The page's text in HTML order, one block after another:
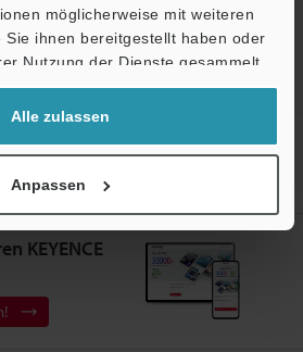
möglicherweise mit weiteren
Sie ihnen bereitgestellt haben oder
Nutzung der Dienste gesammelt
Alle zulassen
Anpassen
Beschriftungssysteme /
KEYENCE
Support